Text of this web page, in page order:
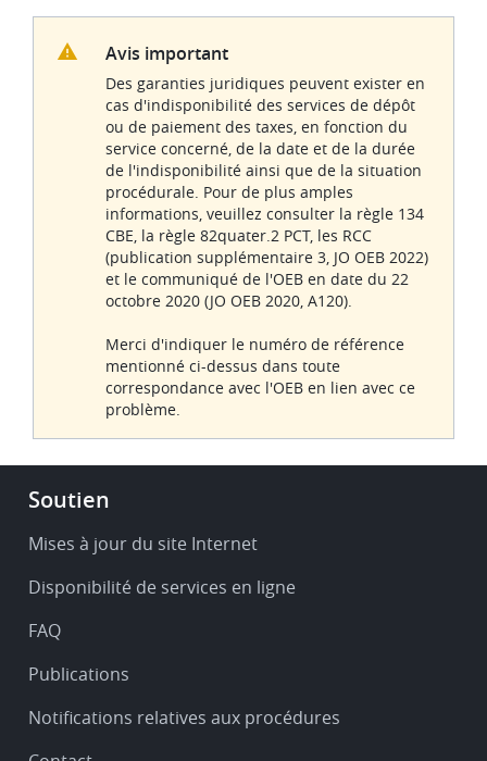
Avis important
Des garanties juridiques peuvent exister en
cas d'indisponibilité des services de dépôt
ou de paiement des taxes, en fonction du
service concerné, de la date et de la durée
de l'indisponibilité ainsi que de la situation
procédurale. Pour de plus amples
informations, veuillez consulter la règle 134
CBE, la règle 82quater.2 PCT, les RCC
(publication supplémentaire 3, JO OEB 2022)
et le communiqué de l'OEB en date du 22
octobre 2020 (JO OEB 2020, A120).
Merci d'indiquer le numéro de référence
mentionné ci-dessus dans toute
correspondance avec l'OEB en lien avec ce
problème.
Footer
Service
support
Soutien
Mises à jour du site Internet
Disponibilité de services en ligne
FAQ
Publications
Notifications relatives aux procédures